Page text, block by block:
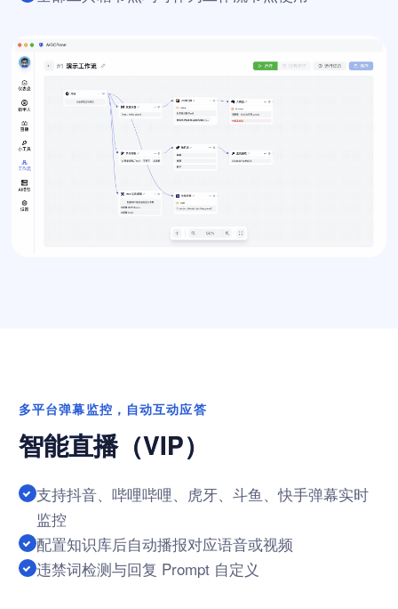
多平台弹幕监控，自动互动应答
智能直播（VIP）
支持抖音、哔哩哔哩、虎牙、斗鱼、快手弹幕实时
监控
配置知识库后自动播报对应语音或视频
违禁词检测与回复 Prompt 自定义